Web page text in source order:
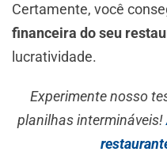
Certamente, você
financeira do seu
lucratividade.
Experimente nosso
planilhas intermináveis!